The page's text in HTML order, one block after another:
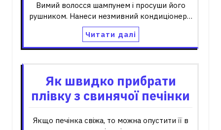
Вимий волосся шампунем і просуши його
рушником. Нанеси незмивний кондиціонер…
Читати далі
Як швидко прибрати
плівку з свинячої печінки
Якщо печінка свіжа, то можна опустити її в